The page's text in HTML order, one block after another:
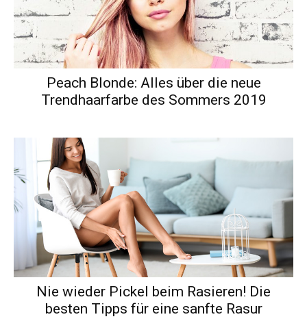
Peach Blonde: Alles über die neue
Trendhaarfarbe des Sommers 2019
Nie wieder Pickel beim Rasieren! Die
besten Tipps für eine sanfte Rasur